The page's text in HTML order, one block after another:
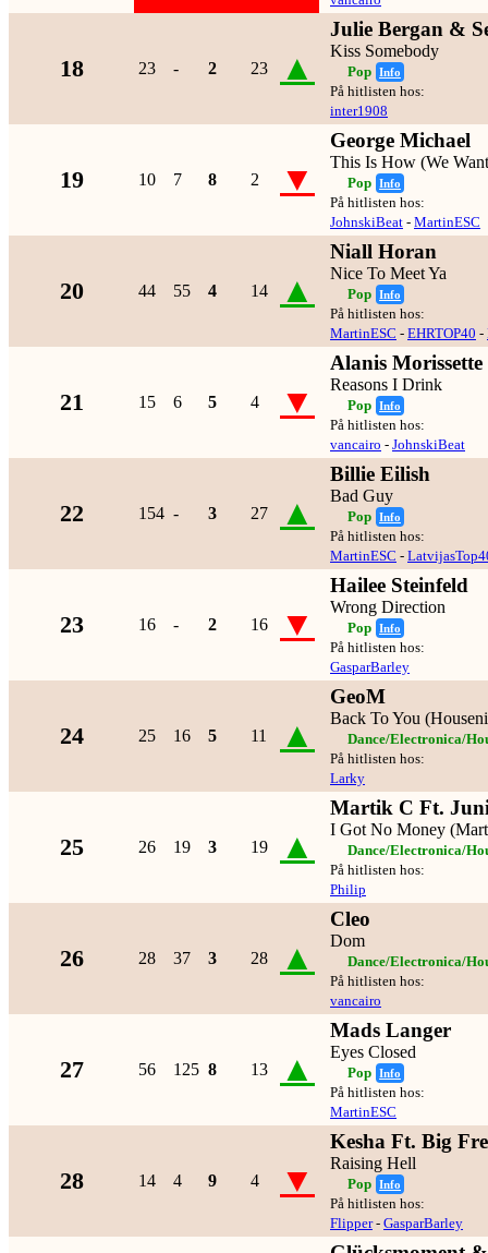
18 23 - 2 23 ▲
Julie Bergan &
Kiss Somebody
Pop Info
På hitlisten hos:
inter1908
19 10 7 8 2 ▼
George Michael
This Is How (We
Pop Info
På hitlisten hos:
JohnskiBeat - MartinESC
20 44 55 4 14 ▲
Niall Horan
Nice To Meet Ya
Pop Info
På hitlisten hos:
MartinESC - EHRTOP40 -
21 15 6 5 4 ▼
Alanis Morissette
Reasons I Drink
Pop Info
På hitlisten hos:
vancairo - JohnskiBeat
22 154 - 3 27 ▲
Billie Eilish
Bad Guy
Pop Info
På hitlisten hos:
MartinESC -
23 16 - 2 16 ▼
Hailee Steinfeld
Wrong Direction
Pop Info
På hitlisten hos:
GasparBarley
24 25 16 5 11 ▲
GeoM
Back To You
Dance/Electronica/
På hitlisten hos:
Larky
25 26 19 3 19 ▲
Martik C Ft.
I Got No Money
Dance/Electronica/
På hitlisten hos:
Philip
26 28 37 3 28 ▲
Cleo
Dom
Dance/Electronica/
På hitlisten hos:
vancairo
27 56 125 8 13 ▲
Mads Langer
Eyes Closed
Pop Info
På hitlisten hos:
MartinESC
28 14 4 9 4 ▼
Kesha Ft. Big
Raising Hell
Pop Info
På hitlisten hos:
Flipper- GasparBarley